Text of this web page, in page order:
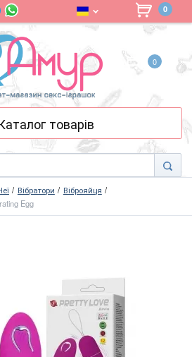
0
0
товарів
Вібратори
Віброяйця
Egg